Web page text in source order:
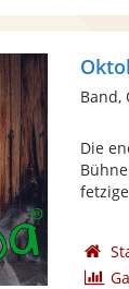
Band,
Die